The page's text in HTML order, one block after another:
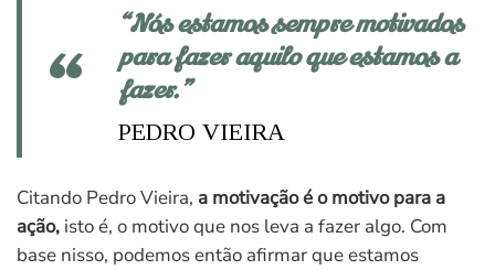
“Nós estamos sempre motivados
para fazer aquilo que estamos a
fazer.”
PEDRO VIEIRA
Citando Pedro Vieira, a motivação é o motivo para a
ação, isto é, o motivo que nos leva a fazer algo. Com
base nisso, podemos então afirmar que estamos